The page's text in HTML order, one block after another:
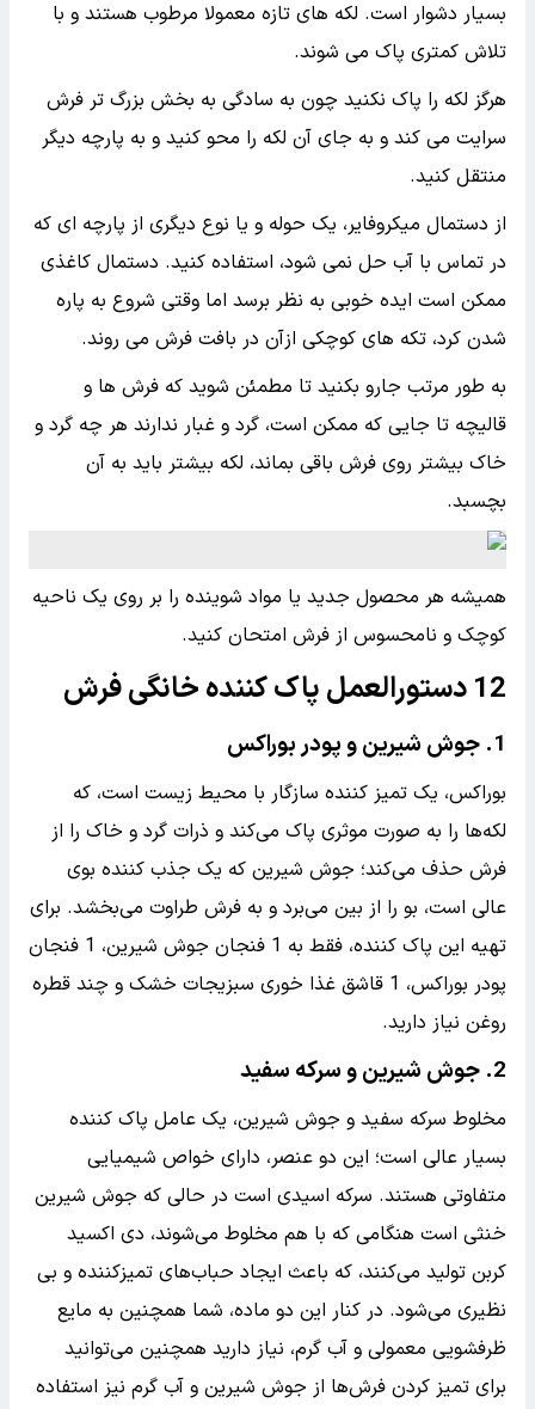
بسیار دشوار است. لکه های تازه معمولا مرطوب هستند و با
تلاش کمتری پاک می شوند.
هرگز لکه را پاک نکنید چون به سادگی به بخش بزرگ تر فرش
سرایت می کند و به جای آن لکه را محو کنید و به پارچه دیگر
منتقل کنید.
از دستمال میکروفایر، یک حوله و یا نوع دیگری از پارچه ای که
در تماس با آب حل نمی شود، استفاده کنید. دستمال کاغذی
ممکن است ایده خوبی به نظر برسد اما وقتی شروع به پاره
شدن کرد، تکه های کوچکی ازآن در بافت فرش می روند.
به طور مرتب جارو بکنید تا مطمئن شوید که فرش ها و
قالیچه تا جایی که ممکن است، گرد و غبار ندارند هر چه گرد و
خاک بیشتر روی فرش باقی بماند، لکه بیشتر باید به آن
بچسبد.
همیشه هر محصول جدید یا مواد شوینده را بر روی یک ناحیه
کوچک و نامحسوس از فرش امتحان کنید.
12 دستورالعمل پاک کننده خانگی فرش
1. جوش شیرین و پودر بوراکس
بوراکس، یک تمیز کننده سازگار با محیط زیست است، که
لکه‌ها را به صورت موثری پاک می‌کند و ذرات گرد و خاک را از
فرش حذف می‌کند؛ جوش شیرین که یک جذب کننده بوی
عالی است، بو را از بین می‌برد و به فرش طراوت می‌بخشد. برای
تهیه این پاک کننده، فقط به 1 فنجان جوش شیرین، 1 فنجان
پودر بوراکس، 1 قاشق غذا خوری سبزیجات خشک و چند قطره
روغن نیاز دارید.
2. جوش شیرین و سرکه سفید
مخلوط سرکه سفید و جوش شیرین، یک عامل پاک کننده
بسیار عالی است؛ این دو عنصر، دارای خواص شیمیایی
متفاوتی هستند. سرکه اسیدی است در حالی که جوش شیرین
خنثی است هنگامی که با هم مخلوط می‌شوند، دی اکسید
کربن تولید می‌کنند، که باعث ایجاد حباب‌های تمیزکننده و بی
نظیری می‌شود. در کنار این دو ماده، شما همچنین به مایع
ظرفشویی معمولی و آب گرم، نیاز دارید همچنین می‌توانید
برای تمیز کردن فرش‌ها از جوش شیرین و آب گرم نیز استفاده